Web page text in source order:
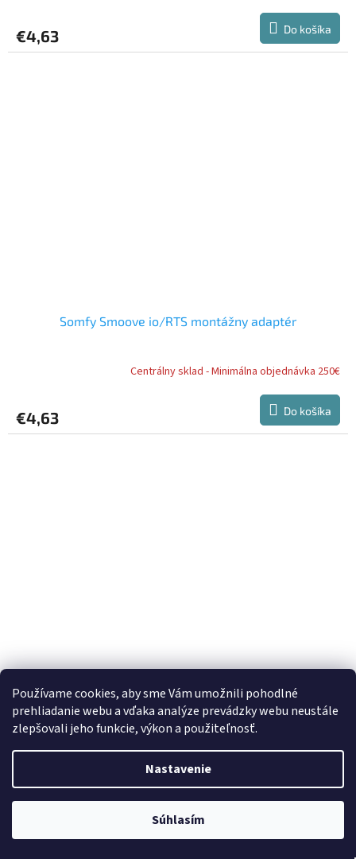
Používame cookies, aby sme Vám umožnili pohodlné
prehliadanie webu a vďaka analýze prevádzky webu neustále
zlepšovali jeho funkcie, výkon a použiteľnosť.
Nastavenie
Súhlasím
€4,63 Do košíka
Somfy Smoove io/RTS montážny adaptér
Centrálny sklad - Minimálna objednávka 250€
€4,63 Do košíka
Somfy Smoove io/RTS montážny adaptér
Centrálny sklad - Minimálna objednávka 250€
€4,63 Do košíka